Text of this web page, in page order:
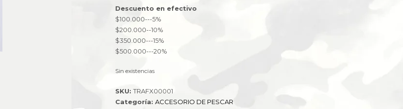
Descuento en efectivo
$100.000---5%
$200.000--10%
$350.000---15%
$500.000---20%
Sin existencias
SKU: TRAFX00001
Categoría: ACCESORIO DE PESCAR